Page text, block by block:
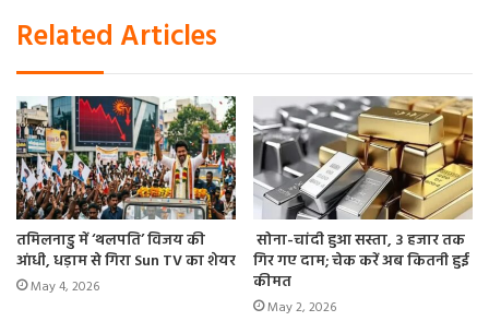
Related Articles
तमिलनाडु में ‘थलपति’ विजय की
आंधी, धड़ाम से गिरा Sun TV का शेयर
May 4, 2026
सोना-चांदी हुआ सस्ता, 3 हजार तक
गिर गए दाम; चेक करें अब कितनी हुई
कीमत
May 2, 2026